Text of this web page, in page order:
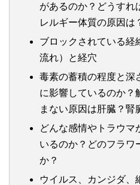
があるのか？どうすれ
レルギー体質の原因は
ブロックされている経
流れ）と経穴
毒素の蓄積の程度と深
に影響しているのか？
まない原因は肝臓？腎
どんな感情やトラウマ
いるのか？どのフラワ
か？
ウイルス、カンジダ、